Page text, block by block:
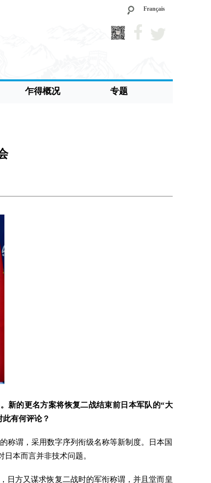
Français
乍得概况 专题
新的更名方案将恢复二战结束前日本军队的“大
有何评论？
称谓，采用数字序列衔级名称等新制度。日本国
本而言并非技术问题。
日方又谋求恢复二战时的军衔称谓，并且堂而皇